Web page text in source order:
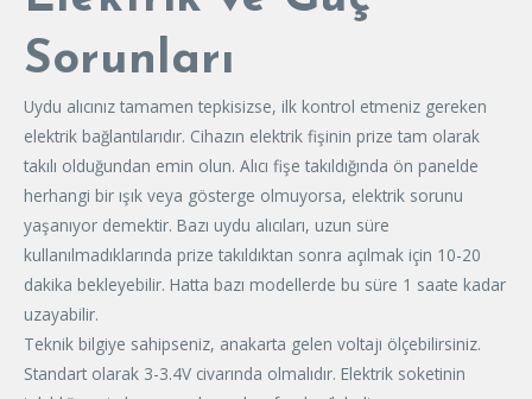
Sorunları
Uydu alıcınız tamamen tepkisizse, ilk kontrol etmeniz gereken
elektrik bağlantılarıdır. Cihazın elektrik fişinin prize tam olarak
takılı olduğundan emin olun. Alıcı fişe takıldığında ön panelde
herhangi bir ışık veya gösterge olmuyorsa, elektrik sorunu
yaşanıyor demektir. Bazı uydu alıcıları, uzun süre
kullanılmadıklarında prize takıldıktan sonra açılmak için 10-20
dakika bekleyebilir. Hatta bazı modellerde bu süre 1 saate kadar
uzayabilir.
Teknik bilgiye sahipseniz, anakarta gelen voltajı ölçebilirsiniz.
Standart olarak 3-3.4V civarında olmalıdır. Elektrik soketinin